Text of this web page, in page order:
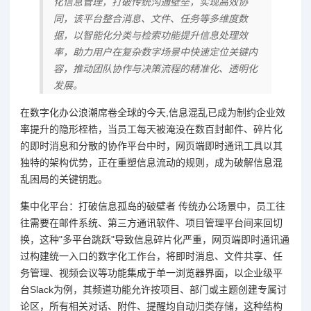
同，该平台整合消息、文件、任务等多维度数
据，以智能化分类与检索功能提升信息处理效
率，助力用户在复杂数字场景中快速定位关键内
容，推动团队协作与决策流程的精准化、透明化
发展。
在数字化办公浪潮席卷全球的今天,信息混乱已成为制约企业效
率提升的隐形桎梏，当员工每天被淹没在数百封邮件、碎片化
的即时消息和分散的协作平台中时，网页端即时通讯工具以其
独特的架构优势，正在重塑信息流动的规则，成为破解信息混
乱困局的关键钥匙。
集中化平台：打破信息孤岛的破壁者 传统办公场景中，员工往
往需要在邮件系统、第三方通讯软件、项目管理平台间来回切
换，这种"多平台跳跃"导致信息碎片化严重，网页端即时通讯通
过构建统一入口的数字化工作台，将即时消息、文件共享、任
务管理、视频会议等功能集成于单一浏览器界面，以企业级平
台Slack为例，其频道功能允许按项目、部门或主题创建专属讨
论区，所有相关对话、附件、提醒均自动归类存储，这种结构